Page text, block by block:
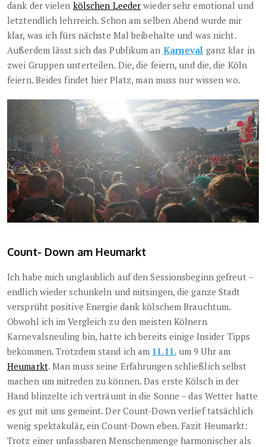
dank der vielen kölschen Leeder wieder sehr emotional und
letztendlich lehrreich. Schon am selben Abend wurde mir
klar, was ich fürs nächste Mal beibehalte und was nicht.
Außerdem lässt sich das Publikum an Karneval ganz klar in
zwei Gruppen unterteilen. Die, die feiern, und die, die Köln
feiern. Beides findet hier Platz, man muss nur wissen wo.
Count- Down am Heumarkt
Ich habe mich unglaublich auf den Sessionsbeginn gefreut –
endlich wieder schunkeln und mitsingen, die ganze Stadt
versprüht positive Energie dank kölschem Brauchtum.
Obwohl ich im Vergleich zu den meisten Kölnern
Karnevalsneuling bin, hatte ich bereits einige Insider Tipps
bekommen. Trotzdem stand ich am 11.11.um 9 Uhr am
Heumarkt. Man muss seine Erfahrungen schließlich selbst
machen um mitreden zu können. Das erste Kölsch in der
Hand blinzelte ich verträumt in die Sonne – das Wetter hatte
es gut mit uns gemeint. Der Count-Down verlief tatsächlich
wenig spektakulär, ein Count-Down eben. Fazit Heumarkt:
Trotz einer unfassbaren Menschenmenge harmonischer als